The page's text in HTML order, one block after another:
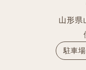
山形県
駐車